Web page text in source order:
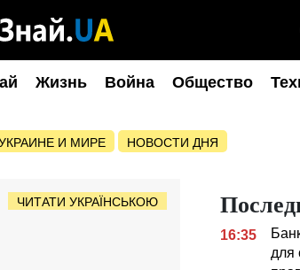
Жизнь Война Общество
И МИРЕ НОВОСТИ ДНЯ
ЧИТАТИ УКРАЇНСЬКОЮ
16:35
для